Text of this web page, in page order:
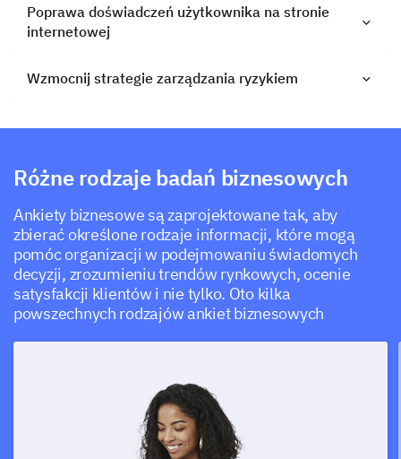
Poprawa doświadczeń użytkownika na stronie
internetowej
Wzmocnij strategie zarządzania ryzykiem
Różne rodzaje badań biznesowych
Ankiety biznesowe są zaprojektowane tak, aby
zbierać określone rodzaje informacji, które mogą
pomóc organizacji w podejmowaniu świadomych
decyzji, zrozumieniu trendów rynkowych, ocenie
satysfakcji klientów i nie tylko. Oto kilka
powszechnych rodzajów ankiet biznesowych